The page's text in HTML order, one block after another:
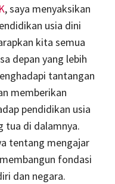
, saya menyaksikan
usia dini
kita semua
depan yang lebih
tantangan
memberikan
pendidikan usia
tua di dalamnya.
tentang mengajar
fondasi
dan negara.